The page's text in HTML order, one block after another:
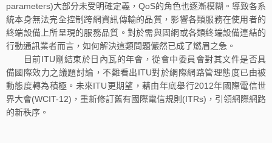
parameters)大部分未受明確定義，QoS的角色也逐漸模糊。導致各系
統本身無法完全控制跨網資訊傳輸的品質，影響各類服務在使用者的
終端設備上所呈現的服務品質。對於需與固網或各類終端設備連結的
行動通訊業者而言，如何解決這類問題儼然已成了燃眉之急。
目前ITU剛結束於日內瓦的年會，從會中委員會對其文件是否具
備國際效力之議題討論，不難看出ITU對於網際網路管理態度已由被
動態度轉為積極。未來ITU更期望，藉由年底舉行2012年國際電信世
界大會(WCIT-12)，重新修訂舊有國際電信規則(ITRs)，引領網際網路
的新秩序。